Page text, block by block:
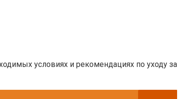
условиях и рекомендациях по уходу за